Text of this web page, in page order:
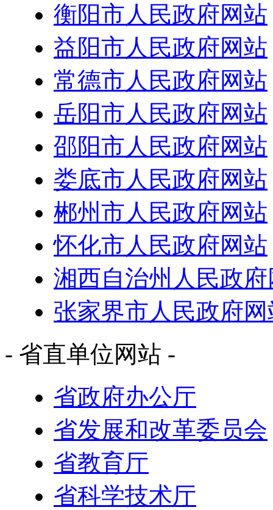
衡阳市人民政府网站
益阳市人民政府网站
常德市人民政府网站
岳阳市人民政府网站
邵阳市人民政府网站
娄底市人民政府网站
郴州市人民政府网站
怀化市人民政府网站
湘西自治州人民政
张家界市人民政府网
- 省直单位网站 -
省政府办公厅
省发展和改革委员会
省教育厅
省科学技术厅